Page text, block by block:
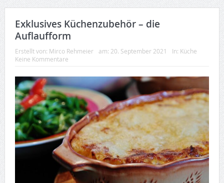
Exklusives Küchenzubehör – die
Auflaufform
Erstellt von: Mirco Rehmeier am: 20. September 2021 In: Küche
Keine Kommentare